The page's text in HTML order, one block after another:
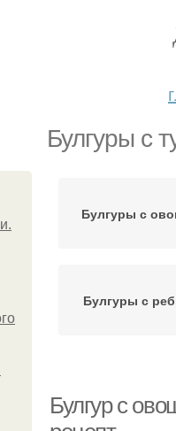
Булгуры с
Булгуры с
Булгуры с
Булгур с